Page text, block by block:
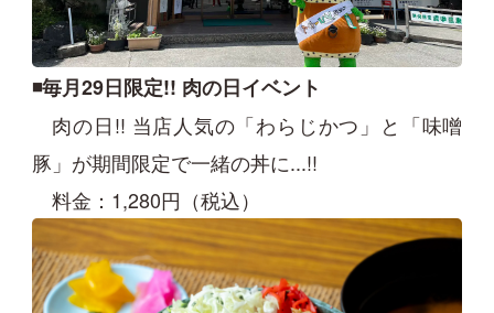
◾️毎月29日限定!! 肉の日イベント
肉の日!! 当店人気の「わらじかつ」と「味噌
豚」が期間限定で一緒の丼に...!!
料金：1,280円（税込）